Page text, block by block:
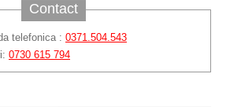
Contact
telefonica : 0371.504.543
0730 615 794